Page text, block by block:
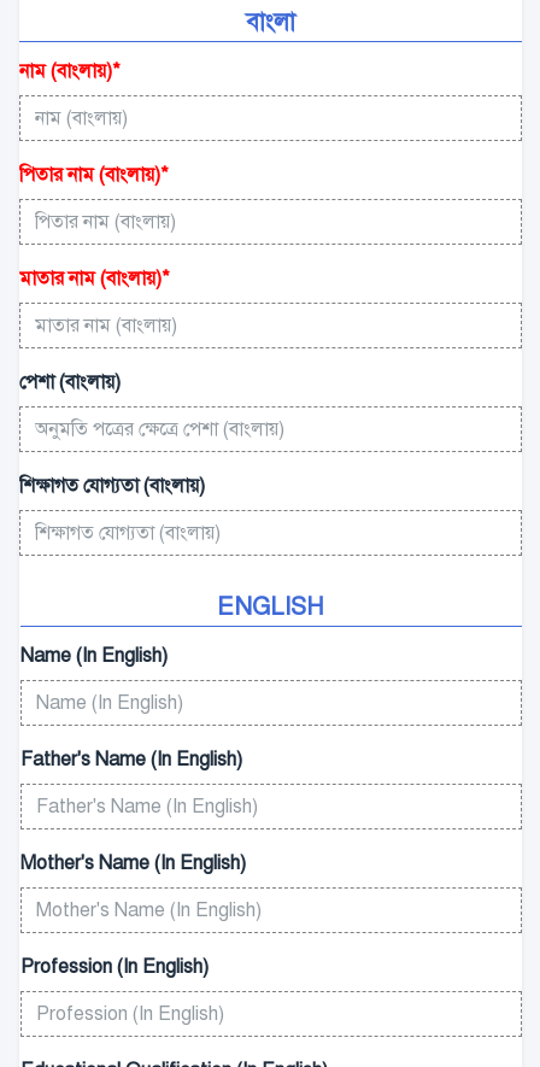
বাংলা
নাম (বাংলায়)*
পিতার নাম (বাংলায়)*
মাতার নাম (বাংলায়)*
পেশা (বাংলায়)
শিক্ষাগত যোগ্যতা (বাংলায়)
ENGLISH
Name (In English)
Father's Name (In English)
Mother's Name (In English)
Profession (In English)